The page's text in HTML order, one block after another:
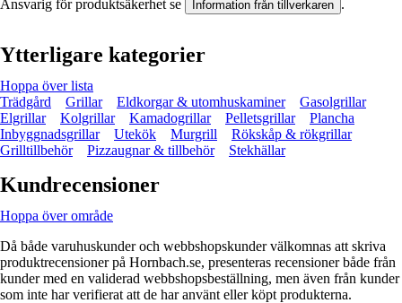
Ansvarig för produktsäkerhet se Information från tillverkaren .
Ytterligare kategorier
Hoppa över lista
Trädgård
Grillar Eldkorgar & utomhuskaminer
Gasolgrillar
Elgrillar
Kolgrillar Kamadogrillar Pelletsgrillar
Plancha
Inbyggnadsgrillar
Utekök Murgrill
Rökskåp & rökgrillar
Grilltillbehör
Pizzaugnar & tillbehör Stekhällar
Kundrecensioner
Hoppa över område
Då både varuhuskunder och webbshopskunder välkomnas att skriva
produktrecensioner på Hornbach.se, presenteras recensioner både från
kunder med en validerad webbshopsbeställning, men även från kunder
som inte har verifierat att de har använt eller köpt produkterna.